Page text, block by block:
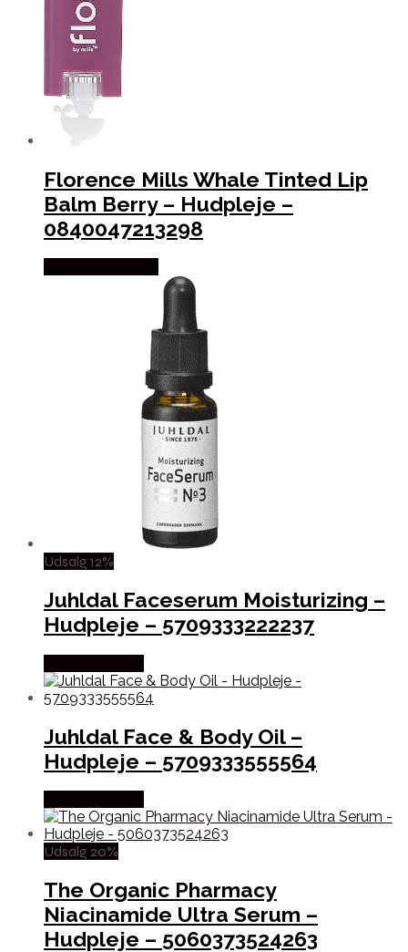
Florence Mills Whale Tinted Lip
Balm Berry – Hudpleje –
0840047213298
Udsalg 12%
Juhldal Faceserum Moisturizing –
Hudpleje – 5709333222237
Juhldal Face & Body Oil –
Hudpleje – 5709333555564
Udsalg 20%
The Organic Pharmacy
Niacinamide Ultra Serum –
Hudpleje – 5060373524263